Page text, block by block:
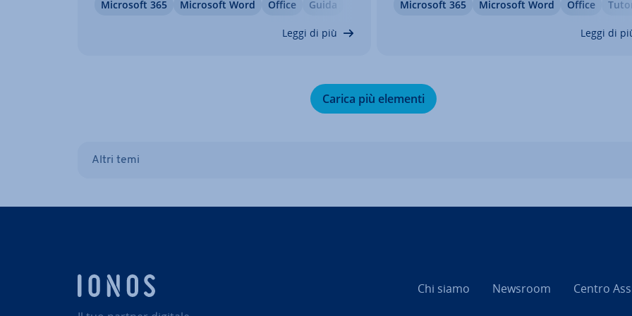
mostrato nessun messaggio di errore. Cosa
Microsoft 365 Microsoft Word Office Guida
Leggi di più
perduti: possono invece essere fa­cil­men­te
Microsoft 365 Microsoft Word Office
Leggi di
Carica più elementi
Altri temi
Chi siamo Newsroom Centro